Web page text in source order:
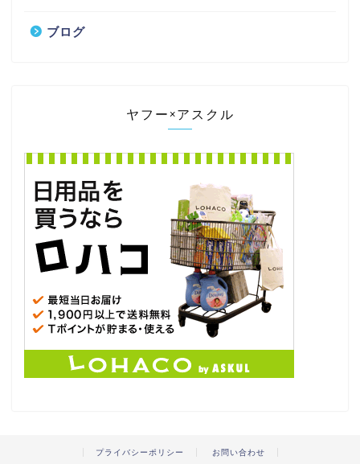
ブログ
ヤフー×アスクル
プライバシーポリシー お問い合わせ